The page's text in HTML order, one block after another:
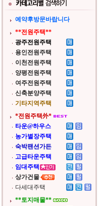
예약후방문바랍니다
**전원주택**
광주전원주택
용인전원주택
이천전원주택
양평전원주택
여주전원주택
신축분양주택
기타지역주택
*전원주택外*
타운@하우스
농가별장주택
숙박팬션가든
고급타운주택
임대주택
상가건물
다세대주택
**토지매물**